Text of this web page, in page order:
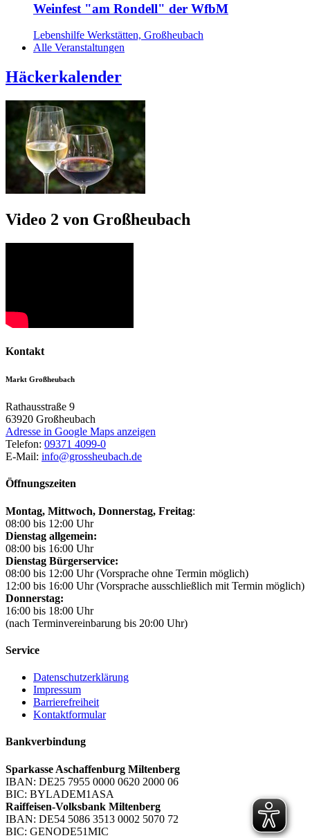
Weinfest "am Rondell" der WfbM
Lebenshilfe Werkstätten, Großheubach
Alle Veranstaltungen
Häckerkalender
Video 2 von Großheubach
Kontakt
Markt Großheubach
Rathausstraße 9
63920 Großheubach
Adresse in Google Maps anzeigen
Telefon: 09371 4099-0
E-Mail: info@grossheubach.de
Öffnungszeiten
Montag, Mittwoch, Donnerstag, Freitag:
08:00 bis 12:00 Uhr
Dienstag allgemein:
08:00 bis 16:00 Uhr
Dienstag Bürgerservice:
08:00 bis 12:00 Uhr (Vorsprache ohne Termin möglich)
12:00 bis 16:00 Uhr (Vorsprache ausschließlich mit Termin möglich)
Donnerstag:
16:00 bis 18:00 Uhr
(nach Terminvereinbarung bis 20:00 Uhr)
Service
Datenschutzerklärung
Impressum
Barrierefreiheit
Kontaktformular
Bankverbindung
Sparkasse Aschaffenburg Miltenberg
IBAN: DE25 7955 0000 0620 2000 06
BIC: BYLADEM1ASA
Raiffeisen-Volksbank Miltenberg
IBAN: DE54 5086 3513 0002 5070 72
BIC: GENODE51MIC